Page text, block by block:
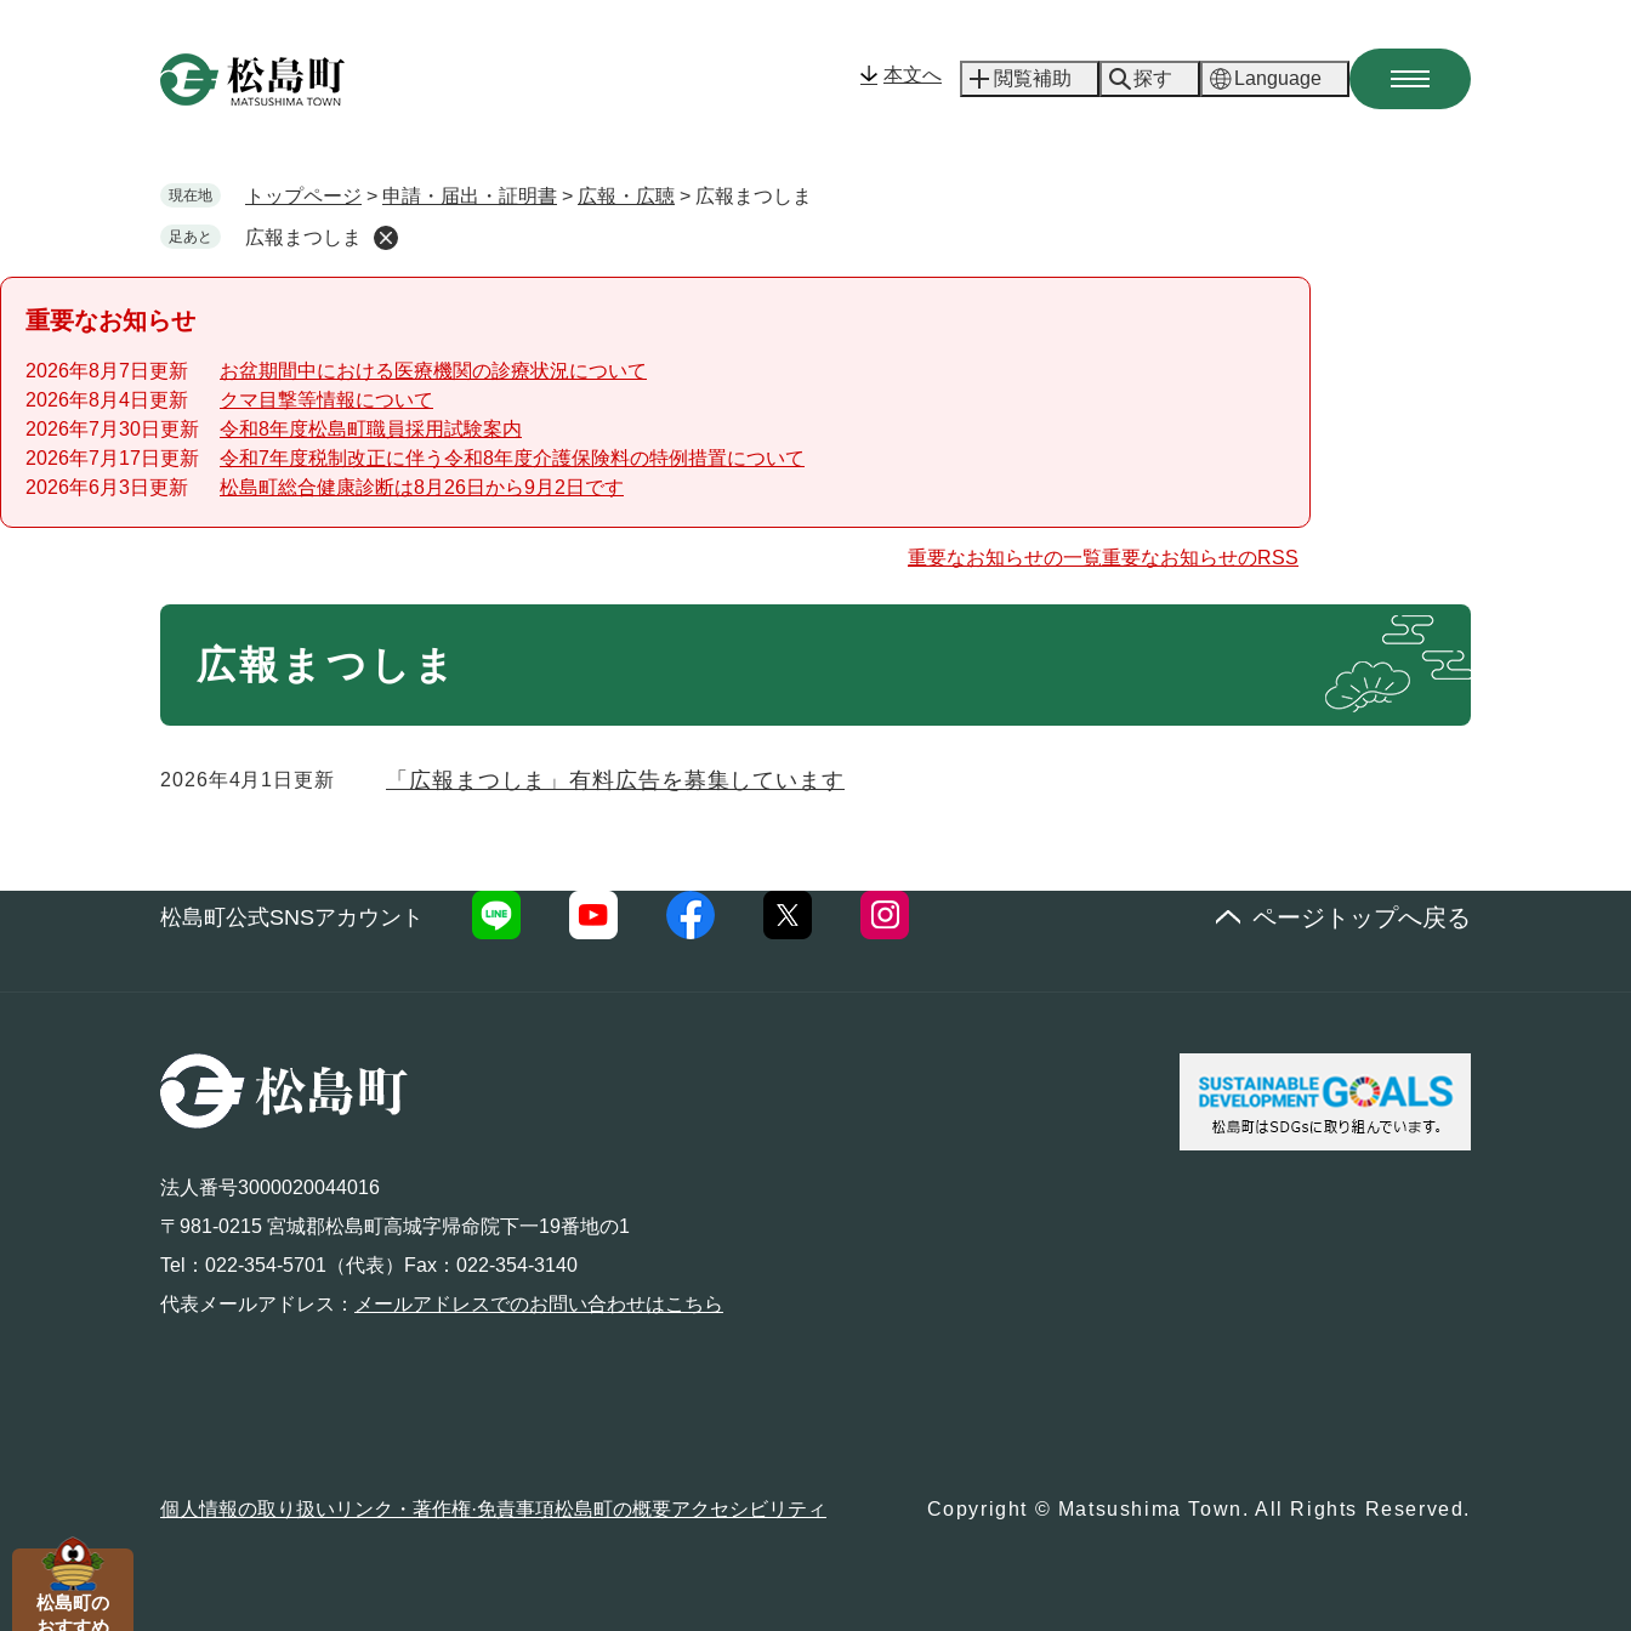
本文へ 閲覧補助 探す Language
現在地 トップページ > 申請・届出・証明書 > 広報・広聴 > 広報まつしま
足あと 広報まつしま
重要なお知らせ
2026年8月7日更新
お盆期間中における医療機関の診療状況について
2026年8月4日更新
クマ目撃等情報について
2026年7月30日更新
令和8年度松島町職員採用試験案内
2026年7月17日更新
令和7年度税制改正に伴う令和8年度介護保険料の特例措置について
2026年6月3日更新
松島町総合健康診断は8月26日から9月2日です
重要なお知らせの一覧重要なお知らせのRSS
広報まつしま
2026年4月1日更新 「広報まつしま」有料広告を募集しています
松島町公式SNSアカウント ページトップへ戻る
法人番号3000020044016
〒981-0215 宮城郡松島町高城字帰命院下一19番地の1
Tel：022-354-5701（代表）Fax：022-354-3140
代表メールアドレス：
メールアドレスでのお問い合わせはこちら
個人情報の取り扱い リンク・著作権·免責事項松島町の概要アクセシビリティ Copyright © Matsushima Town. All Rights Reserved.
松島町の
おすすめ